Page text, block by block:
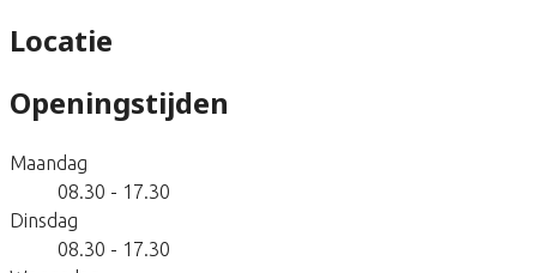
Locatie
Openingstijden
Maandag
08.30 - 17.30
Dinsdag
08.30 - 17.30